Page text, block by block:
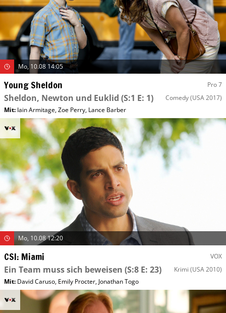
Mo, 10.08 14:05
Young Sheldon Pro 7
Sheldon, Newton und Euklid (S:1 E: 1) Comedy(USA 2017)
Mit: Iain Armitage,Zoe Perry, Lance Barber
Mo, 10.08 12:20
CSI: Miami VOX
Ein Team muss sich beweisen (S:8 E: 23) Krimi (USA 2010)
Mit: David Caruso, Emily Procter, Jonathan Togo